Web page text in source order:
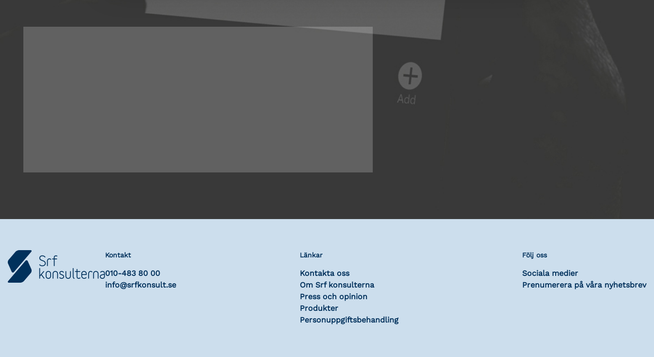
Kontakt
010-483 80 00
info@srfkonsult.se
Länkar
Kontakta oss
Om Srf konsulterna
Press och opinion
Produkter
Personuppgiftsbehandling
Följ oss
Sociala medier
Prenumerera på våra nyhetsbrev